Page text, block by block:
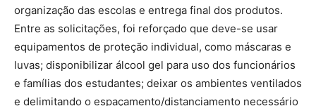
organização das escolas e entrega final dos produtos.
Entre as solicitações, foi reforçado que deve-se usar
equipamentos de proteção individual, como máscaras e
luvas; disponibilizar álcool gel para uso dos funcionários
e famílias dos estudantes; deixar os ambientes ventilados
e delimitando o espaçamento/distanciamento necessário